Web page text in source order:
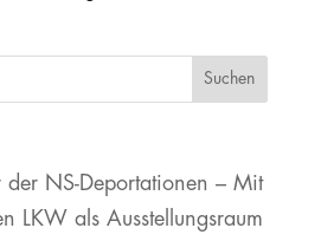
der NS‐Deportationen – Mit
LKW als Ausstellungsraum